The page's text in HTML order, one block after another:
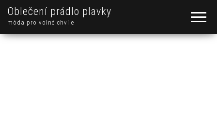
Oblečení prádlo plavky
móda pro volné chvíle